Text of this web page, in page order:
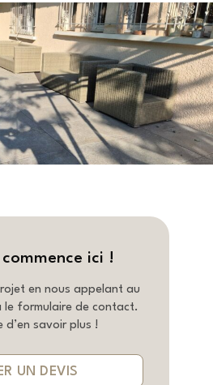
ici !
en nous appelant au
le formulaire de contact.
savoir plus !
UN DEVIS